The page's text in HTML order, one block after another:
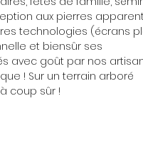
aux pierres
technologies (écrans
et biensûr ses
avec goût par nos
! Sur un terrain arboré
coup sûr !